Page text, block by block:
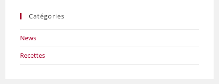
Catégories
News
Recettes